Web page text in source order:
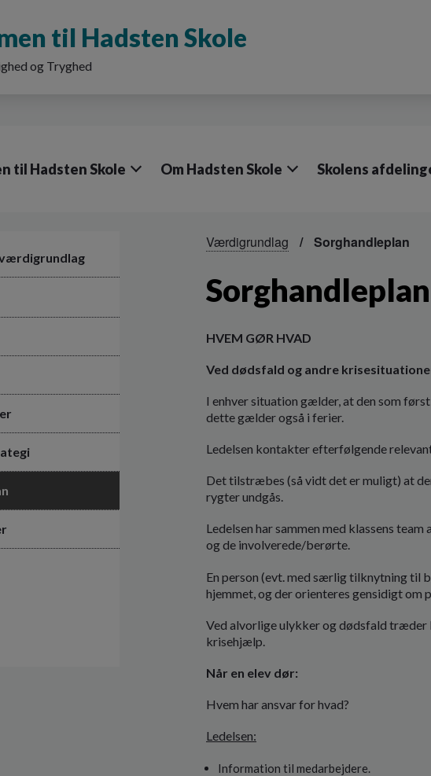
til Hadsten Skole
og Tryghed
til Hadsten Skole Om Hadsten Skole Skolens
værdigrundlag
Værdigrundlag Sorghandleplan
Sorghandleplan
HVEM GØR HVAD
Ved dødsfald og andre
I enhver situation gælder, at den som
dette gælder også i ferier.
Ledelsen kontakter efterfølgende
Det tilstræbes (så vidt det er muligt) at
rygter undgås.
Ledelsen har sammen med klassens
og de involverede/berørte.
En person (evt. med særlig tilknytning
hjemmet, og der orienteres gensidigt
Ved alvorlige ulykker og dødsfald træder
krisehjælp.
Når en elev dør:
Hvem har ansvar for hvad?
Ledelsen:
Information til medarbejdere.